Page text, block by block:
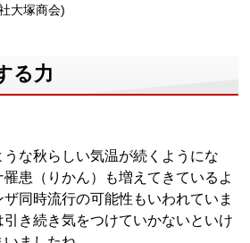
大塚商会)
る力
な秋らしい気温が続くようにな
患（りかん）も増えてきているよ
同時流行の可能性もいわれていま
き続き気をつけていかないといけ